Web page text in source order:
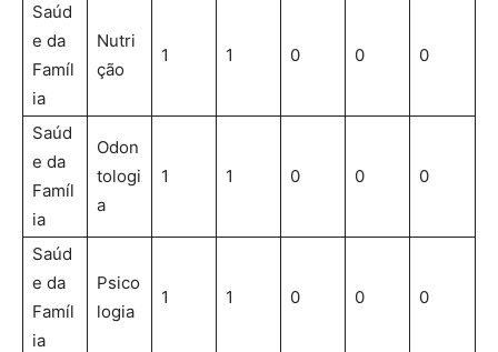
Saúd
e da
Famíl
ia
Nutri
ção
1 1 0 0 0
Saúd
e da
Famíl
ia
Odon
tologi
a
1 1 0 0 0
Saúd
e da
Famíl
ia
Psico
logia
1 1 0 0 0